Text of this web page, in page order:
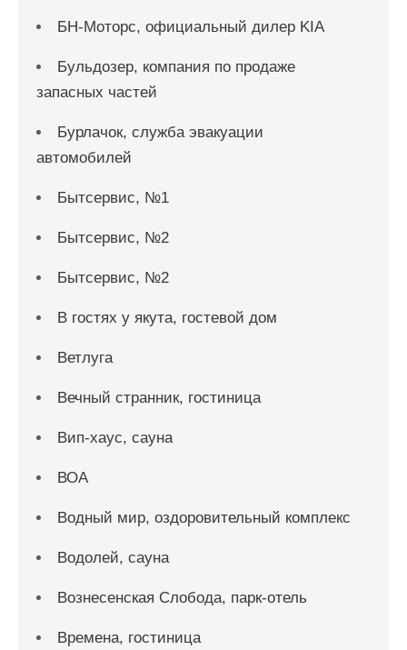
БН-Моторс, официальный дилер KIA
Бульдозер, компания по продаже
запасных частей
Бурлачок, служба эвакуации
автомобилей
Бытсервис, №1
Бытсервис, №2
Бытсервис, №2
В гостях у якута, гостевой дом
Ветлуга
Вечный странник, гостиница
Вип-хаус, сауна
ВОА
Водный мир, оздоровительный комплекс
Водолей, сауна
Вознесенская Слобода, парк-отель
Времена, гостиница